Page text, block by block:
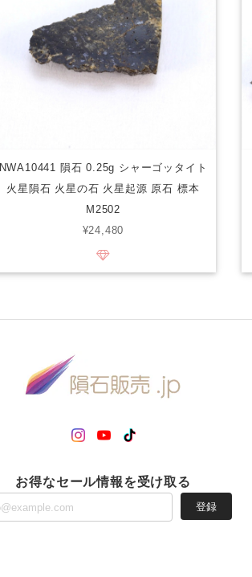
NWA10441 隕石 0.25g シャーゴッタイト
火星隕石 火星の石 火星起源 原石 標本
M2502
¥24,480
お得なセール情報を受け取る
登録